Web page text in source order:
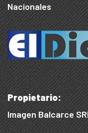
Nacionales
Propietario:
Imagen Balcarce